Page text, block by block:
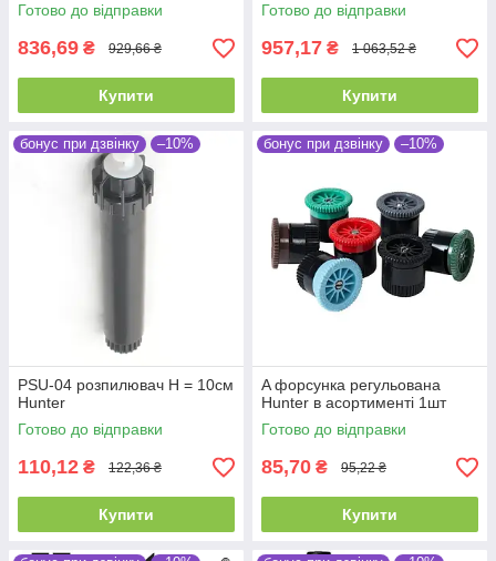
Готово до відправки
836,69 ₴ 929,66 ₴
Купити
Готово до відправки
957,17 ₴ 1 063,52 ₴
Купити
бонус при дзвінку –10%
PSU-04 розпилювач Н = 10см
Hunter
Готово до відправки
110,12 ₴ 122,36 ₴
Купити
бонус при дзвінку –10%
A форсунка регульована
Hunter в асортименті 1шт
Готово до відправки
85,70 ₴ 95,22 ₴
Купити